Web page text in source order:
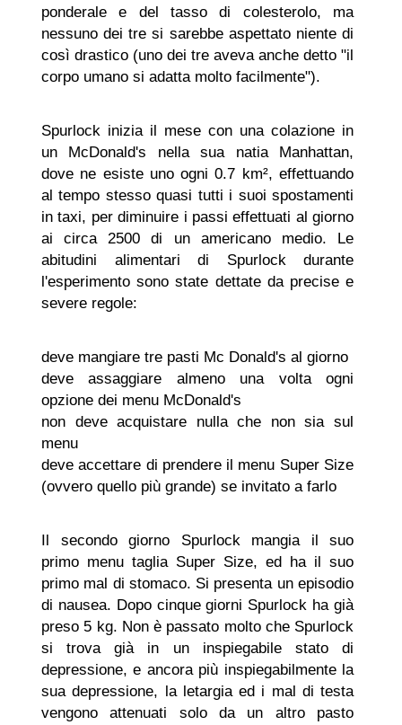
ponderale e del tasso di colesterolo, ma
nessuno dei tre si sarebbe aspettato niente di
così drastico (uno dei tre aveva anche detto "il
corpo umano si adatta molto facilmente").
Spurlock inizia il mese con una colazione in
un McDonald's nella sua natia Manhattan,
dove ne esiste uno ogni 0.7 km², effettuando
al tempo stesso quasi tutti i suoi spostamenti
in taxi, per diminuire i passi effettuati al giorno
ai circa 2500 di un americano medio. Le
abitudini alimentari di Spurlock durante
l'esperimento sono state dettate da precise e
severe regole:
deve mangiare tre pasti Mc Donald's al giorno
deve assaggiare almeno una volta ogni
opzione dei menu McDonald's
non deve acquistare nulla che non sia sul
menu
deve accettare di prendere il menu Super Size
(ovvero quello più grande) se invitato a farlo
Il secondo giorno Spurlock mangia il suo
primo menu taglia Super Size, ed ha il suo
primo mal di stomaco. Si presenta un episodio
di nausea. Dopo cinque giorni Spurlock ha già
preso 5 kg. Non è passato molto che Spurlock
si trova già in un inspiegabile stato di
depressione, e ancora più inspiegabilmente la
sua depressione, la letargia ed i mal di testa
vengono attenuati solo da un altro pasto